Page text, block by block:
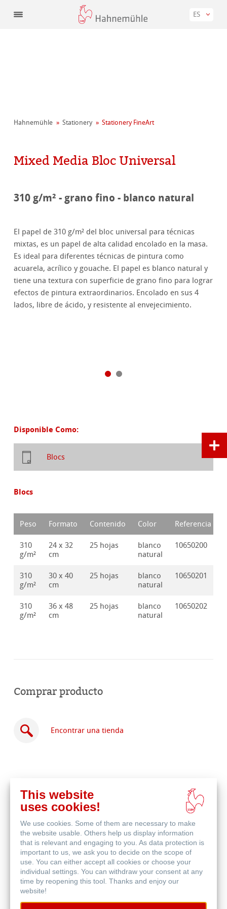
ES
Hahnemühle Stationery Stationery FineArt
Mixed Media Bloc Universal
310 g/m² - grano fino - blanco natural
El papel de 310 g/m² del bloc universal para técnicas
mixtas, es un papel de alta calidad encolado en la masa.
Es ideal para diferentes técnicas de pintura como
acuarela, acrílico y gouache. El papel es blanco natural y
tiene una textura con superficie de grano fino para lograr
efectos de pintura extraordinarios. Encolado en sus 4
lados, libre de ácido, y resistente al envejecimiento.
Disponible Como:
Blocs
Blocs
Peso Formato Contenido Color Referencia
310
g/m²
24 x 32
cm
25 hojas
blanco
natural
10650200
310
g/m²
30 x 40
cm
25 hojas
blanco
natural
10650201
310
g/m²
36 x 48
cm
25 hojas
blanco
natural
10650202
Comprar producto
Encontrar una tienda
Comprar
en
línea
This website
uses cookies!
We use cookies. Some of them are necessary to make
the website usable. Others help us display information
that is relevant and engaging to you. As data protection is
important to us, we ask you to decide on the scope of
use. You can either accept all cookies or choose your
individual settings. You can withdraw your consent at any
time by reopening this tool. Thanks and enjoy our
website!